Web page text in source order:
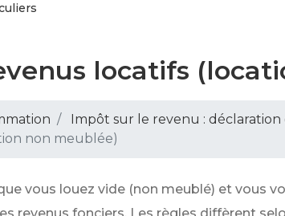
locatifs
Impôt sur le revenu :
non meublée)
vous louez vide (non meublé) et vous